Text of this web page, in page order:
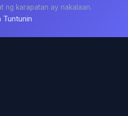
ng karapatan ay nakalaan.
Tuntunin